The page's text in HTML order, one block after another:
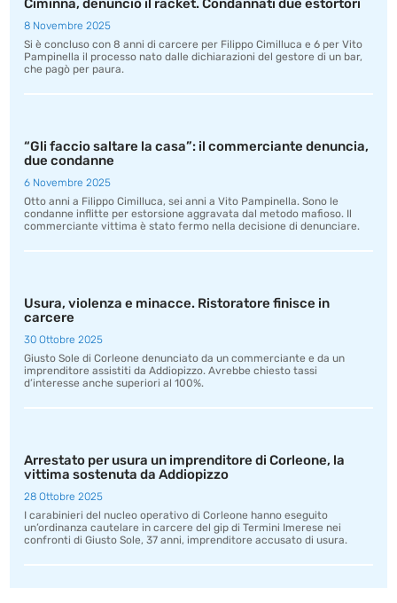
Ciminna, denunciò il racket. Condannati due estortori
8 Novembre 2025
Si è concluso con 8 anni di carcere per Filippo Cimilluca e 6 per Vito
Pampinella il processo nato dalle dichiarazioni del gestore di un bar,
che pagò per paura.
“Gli faccio saltare la casa”: il commerciante denuncia,
due condanne
6 Novembre 2025
Otto anni a Filippo Cimilluca, sei anni a Vito Pampinella. Sono le
condanne inflitte per estorsione aggravata dal metodo mafioso. Il
commerciante vittima è stato fermo nella decisione di denunciare.
Usura, violenza e minacce. Ristoratore finisce in
carcere
30 Ottobre 2025
Giusto Sole di Corleone denunciato da un commerciante e da un
imprenditore assistiti da Addiopizzo. Avrebbe chiesto tassi
d’interesse anche superiori al 100%.
Arrestato per usura un imprenditore di Corleone, la
vittima sostenuta da Addiopizzo
28 Ottobre 2025
I carabinieri del nucleo operativo di Corleone hanno eseguito
un’ordinanza cautelare in carcere del gip di Termini Imerese nei
confronti di Giusto Sole, 37 anni, imprenditore accusato di usura.